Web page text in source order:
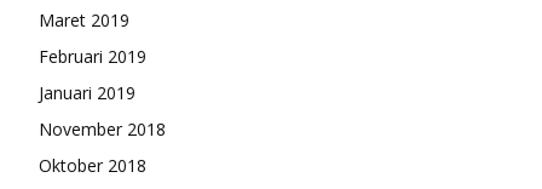
Maret 2019
Februari 2019
Januari 2019
November 2018
Oktober 2018